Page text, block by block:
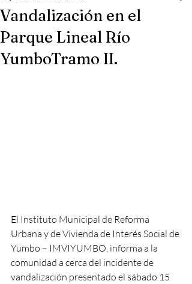
Vandalización en el
Parque Lineal Río
YumboTramo II.
El Instituto Municipal de Reforma
Urbana y de Vivienda de Interés Social de
Yumbo – IMVIYUMBO, informa a la
comunidad a cerca del incidente de
vandalización presentado el sábado 15